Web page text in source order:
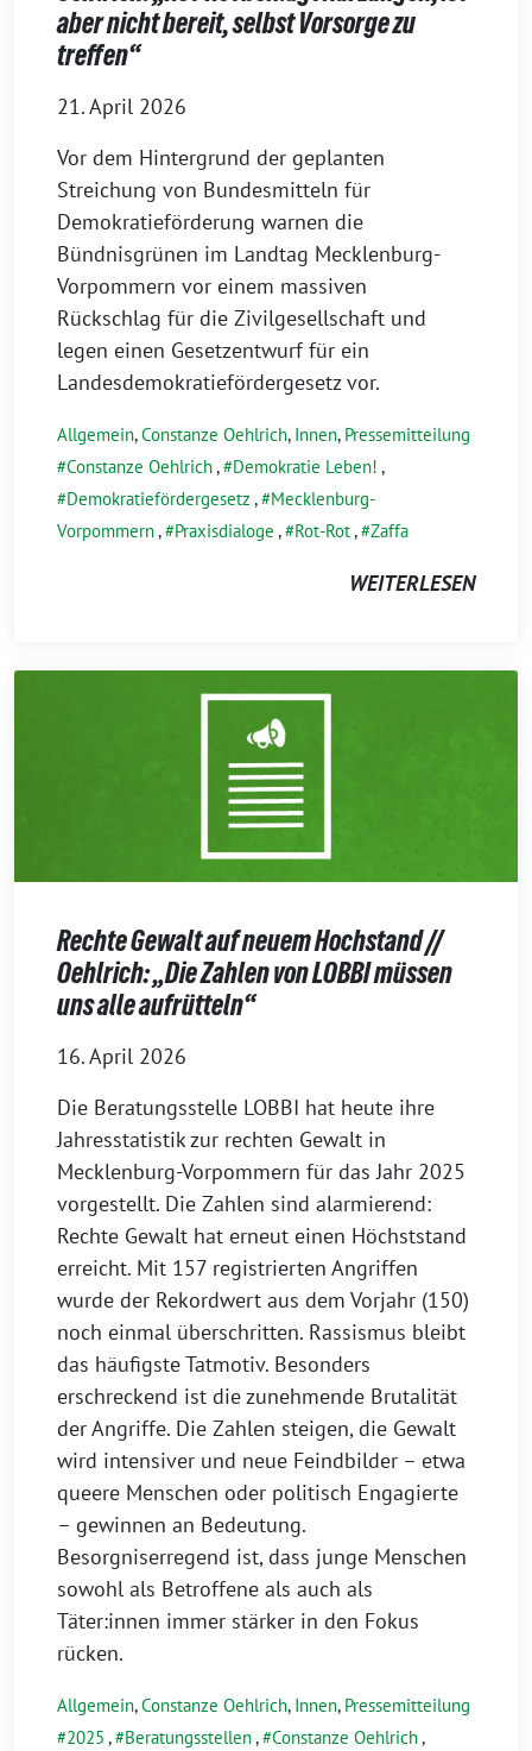
aber nicht bereit, selbst Vorsorge zu
treffen“
21. April 2026
Vor dem Hintergrund der geplanten
Streichung von Bundesmitteln für
Demokratieförderung warnen die
Bündnisgrünen im Landtag Mecklenburg-
Vorpommern vor einem massiven
Rückschlag für die Zivilgesellschaft und
legen einen Gesetzentwurf für ein
Landesdemokratiefördergesetz vor.
Allgemein,Constanze Oehlrich, Innen, Pressemitteilung
Constanze Oehlrich, Demokratie Leben! ,
Demokratiefördergesetz ,
Mecklenburg-
Vorpommern, Praxisdialoge , Rot-Rot, Zaffa
WEITERLESEN
Rechte Gewalt auf neuem Hochstand //
Oehlrich: „Die Zahlen von LOBBI müssen
uns alle aufrütteln“
16. April 2026
Die Beratungsstelle LOBBI hat heute ihre
Jahresstatistik zur rechten Gewalt in
Mecklenburg-Vorpommern für das Jahr 2025
vorgestellt. Die Zahlen sind alarmierend:
Rechte Gewalt hat erneut einen Höchststand
erreicht. Mit 157 registrierten Angriffen
wurde der Rekordwert aus dem Vorjahr (150)
noch einmal überschritten. Rassismus bleibt
das häufigste Tatmotiv. Besonders
erschreckend ist die zunehmende Brutalität
der Angriffe. Die Zahlen steigen, die Gewalt
wird intensiver und neue Feindbilder – etwa
queere Menschen oder politisch Engagierte
– gewinnen an Bedeutung.
Besorgniserregend ist, dass junge Menschen
sowohl als Betroffene als auch als
Täter:innen immer stärker in den Fokus
rücken.
Allgemein,Constanze Oehlrich, Innen, Pressemitteilung
2025 , Beratungsstellen, Constanze Oehlrich,